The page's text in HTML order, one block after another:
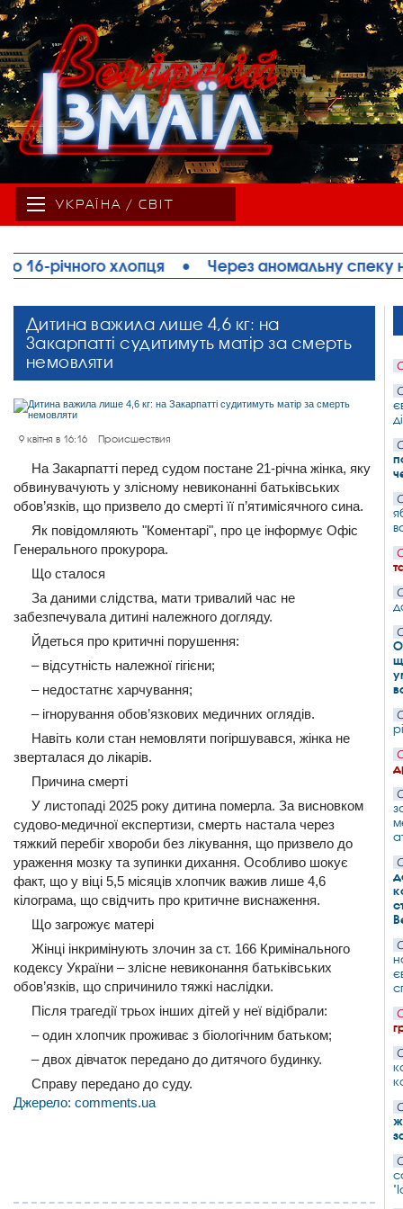
УКРАЇНА / СВІТ
аномальну спеку на Одещині обмежують рух
Дитина важила лише 4,6 кг: на
Закарпатті судитимуть матір за смерть
немовляти
9 квітня в 16:16 Происшествия
На Закарпатті перед судом постане 21-річна жінка, яку
обвинувачують у злісному невиконанні батьківських
обов’язків, що призвело до смерті її п’ятимісячного сина.
Як повідомляють "Коментарі", про це інформує Офіс
Генерального прокурора.
Що сталося
За даними слідства, мати тривалий час не
забезпечувала дитині належного догляду.
Йдеться про критичні порушення:
– відсутність належної гігієни;
– недостатнє харчування;
– ігнорування обов’язкових медичних оглядів.
Навіть коли стан немовляти погіршувався, жінка не
зверталася до лікарів.
Причина смерті
У листопаді 2025 року дитина померла. За висновком
судово-медичної експертизи, смерть настала через
тяжкий перебіг хвороби без лікування, що призвело до
ураження мозку та зупинки дихання. Особливо шокує
факт, що у віці 5,5 місяців хлопчик важив лише 4,6
кілограма, що свідчить про критичне виснаження.
Що загрожує матері
Жінці інкримінують злочин за ст. 166 Кримінального
кодексу України – злісне невиконання батьківських
обов’язків, що спричинило тяжкі наслідки.
Після трагедії трьох інших дітей у неї відібрали:
– один хлопчик проживає з біологічним батьком;
– двох дівчаток передано до дитячого будинку.
Справу передано до суду.
Джерело: comments.ua